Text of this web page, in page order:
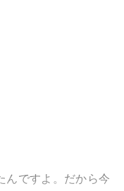
んですよ。だから今